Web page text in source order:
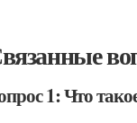
1: Что